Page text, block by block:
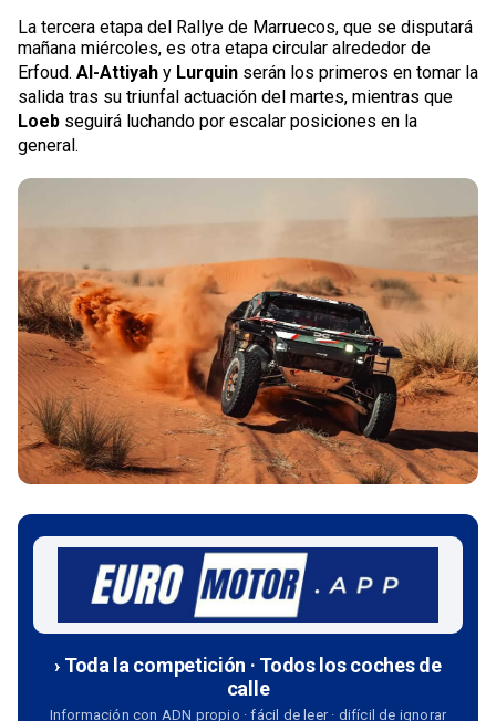
La tercera etapa del Rallye de Marruecos, que se disputará
mañana miércoles, es otra etapa circular alrededor de
Erfoud. Al-Attiyah y Lurquin serán los primeros en tomar la
salida tras su triunfal actuación del martes, mientras que
Loeb seguirá luchando por escalar posiciones en la
general.
› Toda la competición · Todos los coches de
calle
Información con ADN propio · fácil de leer · difícil de ignorar